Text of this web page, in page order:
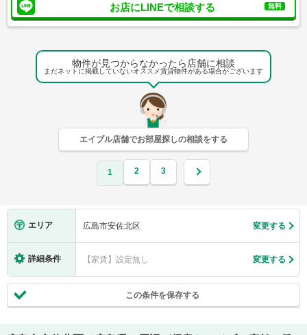
お店にLINEで相談する 無料
物件が見つからなかったら店舗に相談
まだネットに掲載していないオススメ賃貸物件がある場合がございます
エイブル店舗でお部屋探しの相談をする
1 2 3
エリア 広島市安佐北区 変更する
詳細条件 【家賃】設定無し 変更する
この条件を保存する